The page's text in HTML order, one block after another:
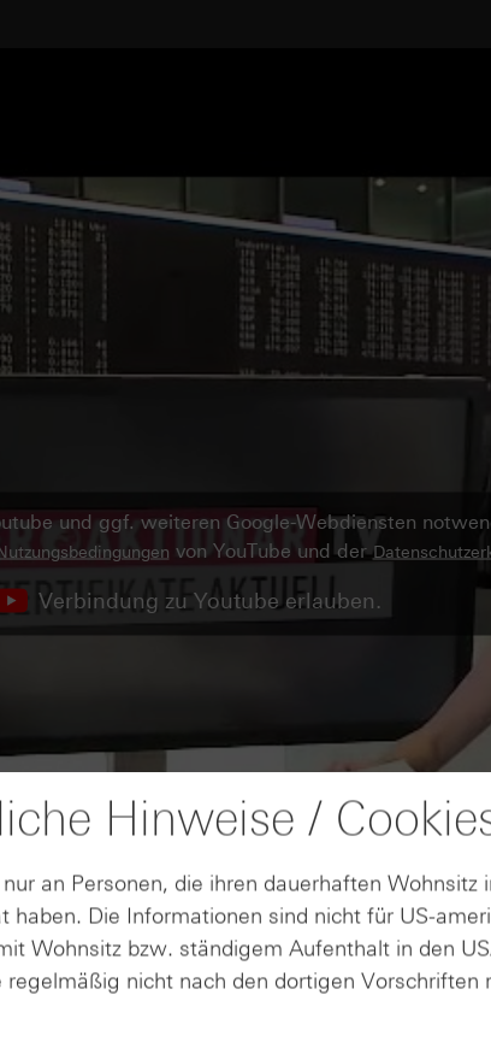
und ggf. weiteren Google-Webdiensten
von YouTube und der
Verbindung zu Youtube erlauben.
Hinweise /
an Personen, die ihren dauerhaften Wohnsitz
haben. Die Informationen sind nicht für US-
Wohnsitz bzw. ständigem Aufenthalt in den
nicht nach den dortigen Vorschriften